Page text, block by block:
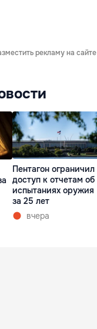
рекламу на сайте
Пентагон ограничил
доступ к отчетам об
испытаниях оружия
за 25 лет
вчера